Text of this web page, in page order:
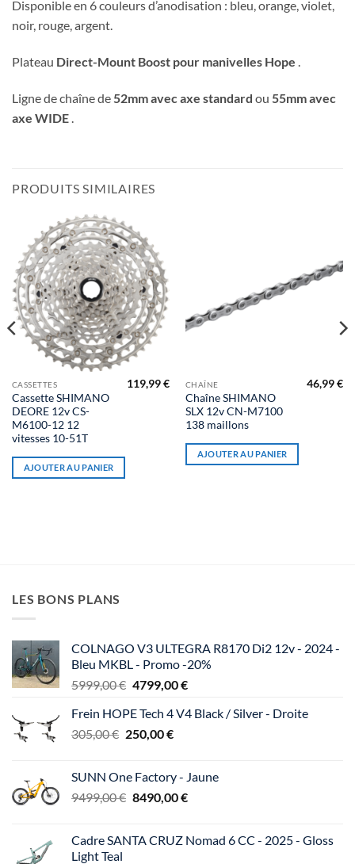
Disponible en 6 couleurs d’anodisation : bleu, orange, violet,
noir, rouge, argent.
Plateau Direct-Mount Boost pour manivelles Hope .
Ligne de chaîne de 52mm avec axe standard ou 55mm avec
axe WIDE
PRODUITS SIMILAIRES
CASSETTES
Cassette SHIMANO
DEORE 12v CS-
M6100-12 12
vitesses 10-51T
119,99€
AJOUTER AU PANIER
CHAÎNE
Chaîne SHIMANO
SLX 12v CN-M7100
138 maillons
46,99€
AJOUTER AU PANIER
LES BONS PLANS
COLNAGO V3 ULTEGRA R8170 Di2 12v - 2024 -
Bleu MKBL - Promo -20%
5999,00€ Le
initial
était :
4799,00€Le
actuel
Frein HOPE Tech 4 V4 Black / Silver - Droite
305,00€ Le
était :
305,00 €.
250,00€Le
est :
250,00 €.
SUNN One Factory - Jaune
9499,00€ Le
était :
8490,00€Le
est :
Cadre SANTA CRUZ Nomad 6 CC - 2025 - Gloss
Light Teal